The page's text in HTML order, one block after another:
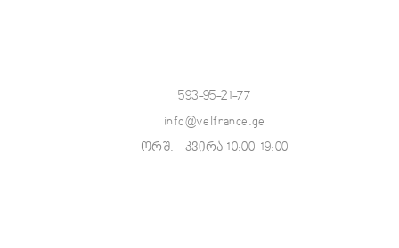
593-95-21-77
info@velfrance.ge
ორშ. - კვირა 10:00-19:00